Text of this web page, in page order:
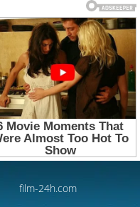
film-24h.com